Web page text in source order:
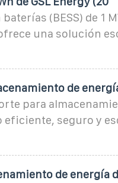
(BESS) de 1
una solución
de
para
seguro y
de energía